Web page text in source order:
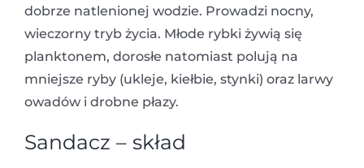
dobrze natlenionej wodzie. Prowadzi nocny,
wieczorny tryb życia. Młode rybki żywią się
planktonem, dorosłe natomiast polują na
mniejsze ryby (ukleje, kiełbie, stynki) oraz larwy
owadów i drobne płazy.
Sandacz – skład